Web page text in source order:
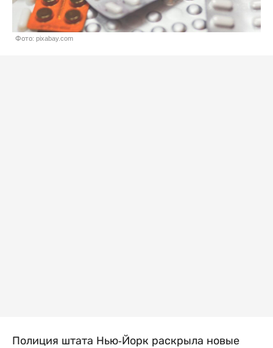
Фото: pixabay.com
Полиция штата Нью-Йорк раскрыла новые